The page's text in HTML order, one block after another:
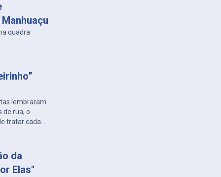
quadra
lembraram
de rua, o
tratar cada
da
Elas"